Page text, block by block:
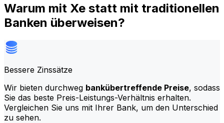
Warum mit Xe statt mit traditionellen
Banken überweisen?
Bessere Zinssätze
Wir bieten durchweg bankübertreffende Preise, sodass
Sie das beste Preis-Leistungs-Verhältnis erhalten.
Vergleichen Sie uns mit Ihrer Bank, um den Unterschied
zu sehen.